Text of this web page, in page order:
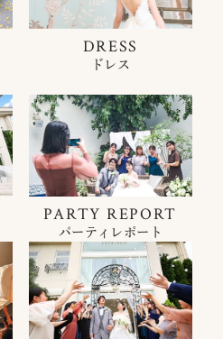
DRESS
ドレス
PARTY REPORT
パーティレポート